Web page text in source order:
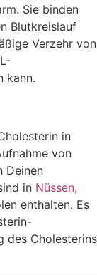
Sie binden
Blutkreislauf
Verzehr von
kann.
in
von
Deinen
in Nüssen,
enthalten. Es
des Cholesterins